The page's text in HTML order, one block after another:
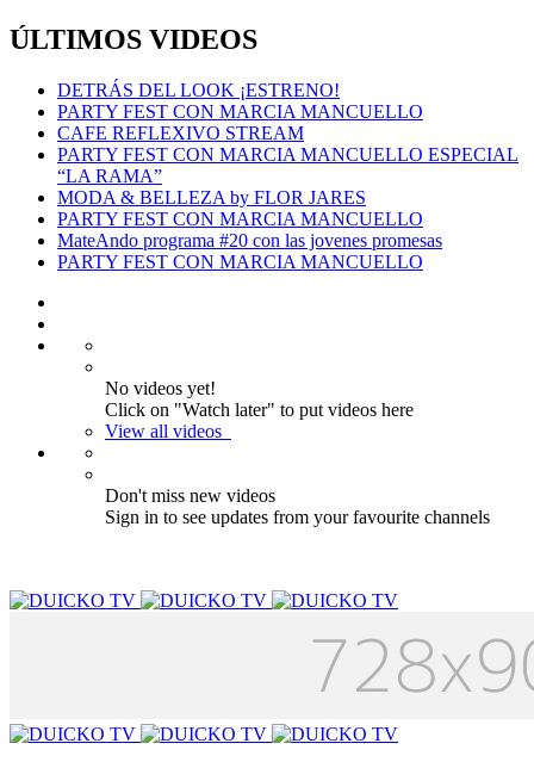
ÚLTIMOS VIDEOS
DETRÁS DEL LOOK ¡ESTRENO!
PARTY FEST CON MARCIA MANCUELLO
CAFE REFLEXIVO STREAM
PARTY FEST CON MARCIA MANCUELLO ESPECIAL
“LA RAMA”
MODA & BELLEZA by FLOR JARES
PARTY FEST CON MARCIA MANCUELLO
MateAndo programa #20 con las jovenes promesas
PARTY FEST CON MARCIA MANCUELLO
No videos yet!
Click on "Watch later" to put videos here
View all videos
Don't miss new videos
Sign in to see updates from your favourite channels